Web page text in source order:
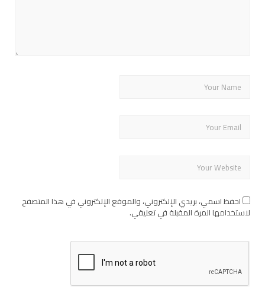
احفظ اسمي، بريدي الإلكتروني، والموقع الإلكتروني في هذا المتصفح
لاستخدامها المرة المقبلة في تعليقي.